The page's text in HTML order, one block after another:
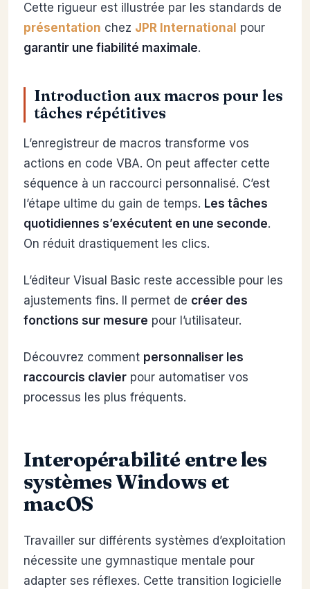
Cette rigueur est illustrée par les standards de
présentation chez JPR International pour
garantir une fiabilité maximale.
Introduction aux macros pour les
tâches répétitives
L’enregistreur de macros transforme vos
actions en code VBA. On peut affecter cette
séquence à un raccourci personnalisé. C’est
l’étape ultime du gain de temps. Les tâches
quotidiennes s’exécutent en une seconde.
On réduit drastiquement les clics.
L’éditeur Visual Basic reste accessible pour les
ajustements fins. Il permet de créer des
fonctions sur mesure pour l’utilisateur.
Découvrez comment personnaliser les
raccourcis clavier pour automatiser vos
processus les plus fréquents.
Interopérabilité entre les
systèmes Windows et
macOS
Travailler sur différents systèmes d’exploitation
nécessite une gymnastique mentale pour
adapter ses réflexes. Cette transition logicielle